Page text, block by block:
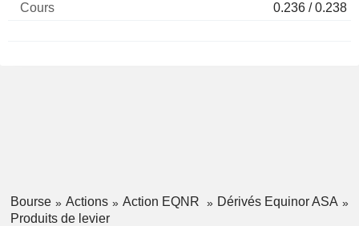
0.236 / 0.238
Bourse Actions Action EQNR
Dérivés Equinor ASA
Produits de levier